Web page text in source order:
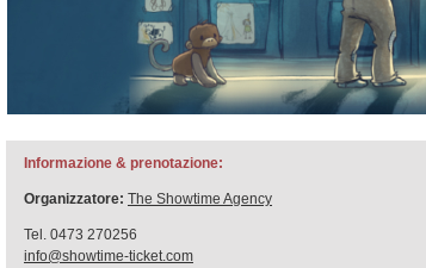
Informazione & prenotazione:
Organizzatore: The Showtime Agency
Tel. 0473 270256
info@showtime-ticket.com